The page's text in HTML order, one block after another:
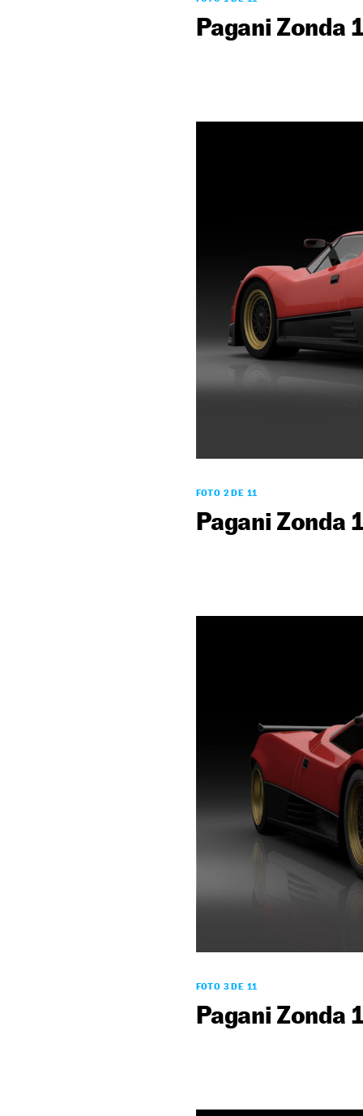
Pagani Zonda
FOTO 2 DE 11
Pagani Zonda
FOTO 3 DE 11
Pagani Zonda